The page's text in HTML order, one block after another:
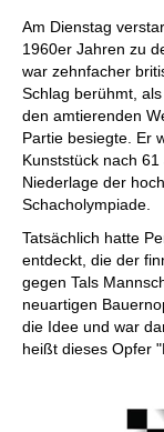
individueller als je
Am Dienstag
1960er Jahren zu
war zehnfacher
Schlag berühmt,
den amtierenden
Partie besiegte. Er
Kunststück nach
Niederlage der
Schacholympiade.
Tatsächlich hatte
entdeckt, die der
gegen Tals
neuartigen
die Idee und war
heißt dieses Opfer